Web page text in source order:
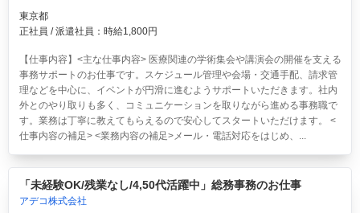
東京都
正社員 / 派遣社員：時給1,800円
【仕事内容】<主な仕事内容> 医療関連の学術集会や講演会の開催を支える
事務サポートのお仕事です。スケジュール管理や会場・交通手配、請求管
理などを中心に、イベントが円滑に進むようサポートいただきます。社内
外とのやり取りも多く、コミュニケーションを取りながら進める事務職で
す。業務は丁寧に教えてもらえるので安心してスタートいただけます。 <
仕事内容の補足> <業務内容の補足>メール・電話対応をはじめ、...
「未経験OK/残業なし/4,50代活躍中」総務事務のお仕事
アデコ株式会社